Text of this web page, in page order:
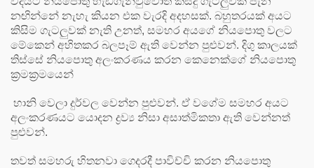
නඟින්නේ නැහැ කියන එක වැරදි අදහසක්. බහුතරයක් අයට
කිසිම ගැටලුවක් නැති උනත්, සමහර අයගේ නියපොතු වලට
මේකෙන් අහිතකර බලපෑම් ඇති වෙන්න පුළුවන්. දිගු කාලයක්
තිස්සේ නියපොතු අලංකරණය කරන කෙනෙක්ගේ නියපොතු
ක්‍රමක්‍රමයෙන්
හානි වෙලා දුර්වල වෙන්න පුළුවන්. ඒ වගේම සමහර අයට
අලංකරණයට යොදන ද්‍රව්‍ය නිසා අසාත්මිකතා ඇති වෙන්නත්
පුළුවන්.
තවත් සමහරු හිතනවා ගෙදරදී පාවිච්චි කරන නියපොතු